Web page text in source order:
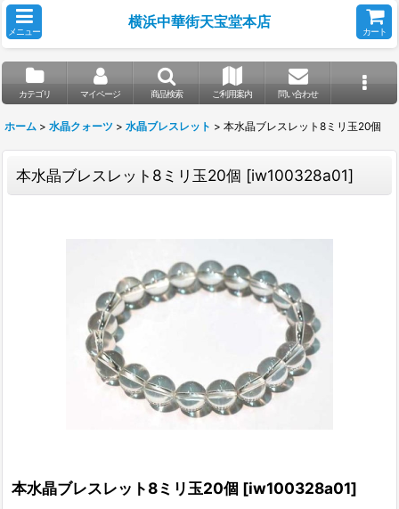
メニュー
横浜中華街天宝堂本店
カート
カテゴリ マイページ 商品検索 ご利用案内 問い合わせ
ホーム > 水晶クォーツ > 水晶ブレスレット > 本水晶ブレスレット8ミリ玉20個
本水晶ブレスレット8ミリ玉20個 [iw100328a01]
本水晶ブレスレット8ミリ玉20個 [iw100328a01]